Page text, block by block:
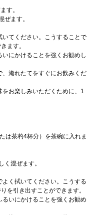
す。
ぜます。
てください。こうすることで
ます。
にかけることを強くお勧めし
淹れたてをすぐにお飲みくだ
お楽しみいただくために、1
は茶杓4杯分）を茶碗に入れま
く混ぜます。
く拭いてください。こうする
を引き出すことができます。
いにかけることを強くお勧め